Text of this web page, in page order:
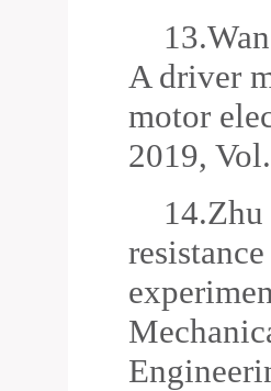
13.
A driver
motor
2019,
14.